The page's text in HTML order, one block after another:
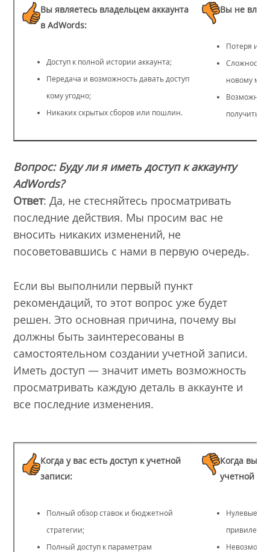
Вы являетесь владельцем аккаунта
в AdWords:
Доступ к полной истории аккаунта;
Передача и возможность давать доступ
кому угодно;
Никаких скрытых сборов или пошлин.
Вы не вл
Потеря
Сложности
новому
Возможная
получить
Вопрос: Буду ли я иметь доступ к аккаунту
AdWords?
Ответ: Да, не стесняйтесь просматривать
последние действия. Мы просим вас не
вносить никаких изменений, не
посоветовавшись с нами в первую очередь.
Если вы выполнили первый пункт
рекомендаций, то этот вопрос уже будет
решен. Это основная причина, почему вы
должны быть заинтересованы в
самостоятельном создании учетной записи.
Иметь доступ — значит иметь возможность
просматривать каждую деталь в аккаунте и
все последние изменения.
Когда у вас есть доступ к учетной
записи:
Полный обзор ставок и бюджетной
стратегии;
Полный доступ к параметрам
Когда вы
учетной
Нулевые